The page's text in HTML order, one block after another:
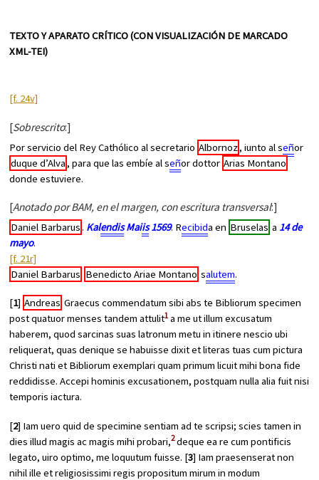
TEXTO Y APARATO CRÍTICO (CON VISUALIZACIÓN DE MARCADO
XML-TEI)
[f. 24v]
[Sobrescrito:]
Por servicio del Rey Cathólico al secretario Albornoz, iunto al señor
duque d’Alva, para que las embíe al señor dottor Arias Montano
donde estuviere.
[Anotado por BAM, en el margen, con escritura transversal:]
Daniel Barbarus. KalendisMaiis1569. Recibida en Bruselas a 14 de
mayo.
[f. 21r]
Daniel Barbarus Benedicto Ariae Montano salutem.
[1] Andreas Graecus commendatum sibi abs te Bibliorum specimen
post quatuor menses tandem attulit1 a me ut illum excusatum
haberem, quod sarcinas suas latronum metu in itinere nescio ubi
reliquerat, quas denique se habuisse dixit et literas tuas cum pictura
Christi nati et Bibliorum exemplari quam primum licuit mihi bona fide
reddidisse. Accepi hominis excusationem, postquam nulla alia fuit nisi
temporis iactura.
[2] Iam uero quid de specimine sentiam ad te scripsi; scies tamen in
dies illud magis ac magis mihi probari,2deque ea re cum pontificis
legato, uiro optimo, me loquutum fuisse. [3] Iam praesenserat non
nihil ille et religiosissimi regis propositum mirum in modum